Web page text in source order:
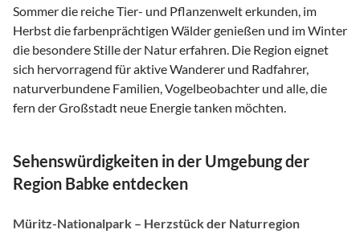
Sommer die reiche Tier- und Pflanzenwelt erkunden, im
Herbst die farbenprächtigen Wälder genießen und im Winter
die besondere Stille der Natur erfahren. Die Region eignet
sich hervorragend für aktive Wanderer und Radfahrer,
naturverbundene Familien, Vogelbeobachter und alle, die
fern der Großstadt neue Energie tanken möchten.
Sehenswürdigkeiten in der Umgebung der
Region Babke entdecken
Müritz-Nationalpark – Herzstück der Naturregion